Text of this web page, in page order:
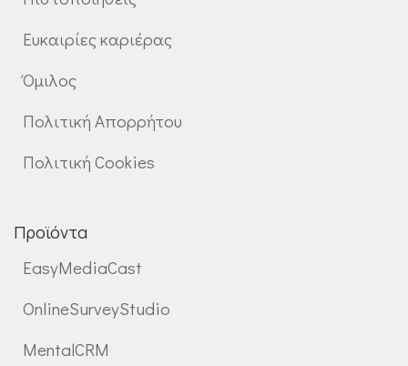
Ευκαιρίες καριέρας
Όμιλος
Πολιτική Απορρήτου
Πολιτική Cookies
Προϊόντα
EasyMediaCast
OnlineSurveyStudio
MentalCRM